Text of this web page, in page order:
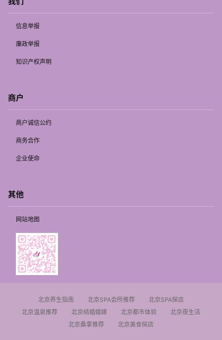
信息举报
廉政举报
知识产权声明
商户
商户诚信公约
商务合作
企业使命
其他
网站地图
北京养生指南 北京SPA会所推荐
北京SPA探店
北京温泉推荐
北京结婚婚嫁 北京都市体验
北京夜生活
北京桑拿推荐
北京美食探店